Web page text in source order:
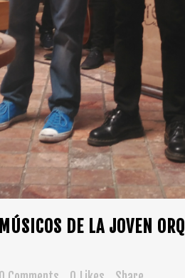
DE LA JOVEN